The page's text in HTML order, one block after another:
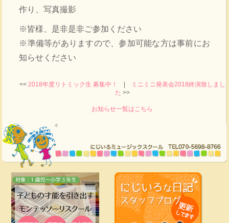
作り、写真撮影
※皆様、是非是非ご参加ください
※準備等がありますので、参加可能な方は事前にお
知らせください
<< 2018年度リトミック生 募集中！ |
ミニミニ発表会2018終演致しまし
た >>
お知らせ一覧はこちら